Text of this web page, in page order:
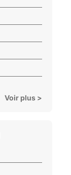
Voir plus >